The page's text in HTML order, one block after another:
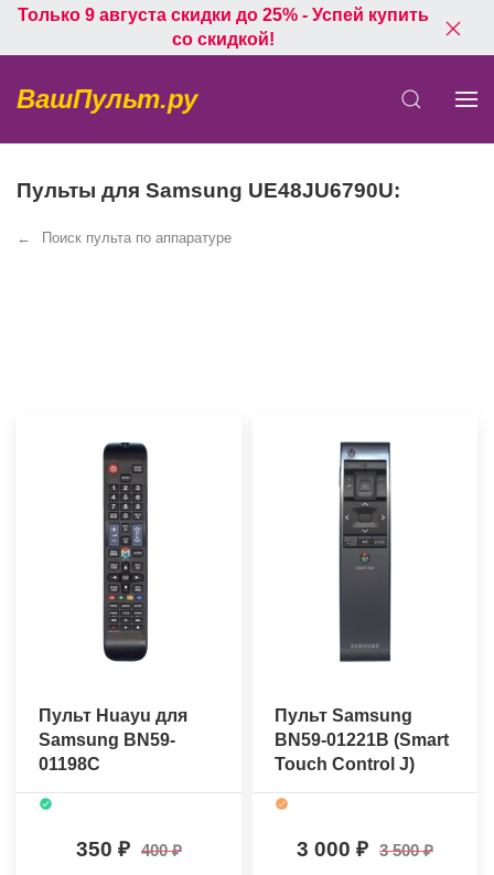
Только 9 августа скидки до 25% - Успей купить
со скидкой!
ВашПульт.ру
Пульты для Samsung UE48JU6790U:
Поиск пульта по аппаратуре
Пульт Huayu для
Samsung BN59-
01198C
350 400
Пульт Samsung
BN59-01221B (Smart
Touch Control J)
(оригинальный)
3 000 3 500